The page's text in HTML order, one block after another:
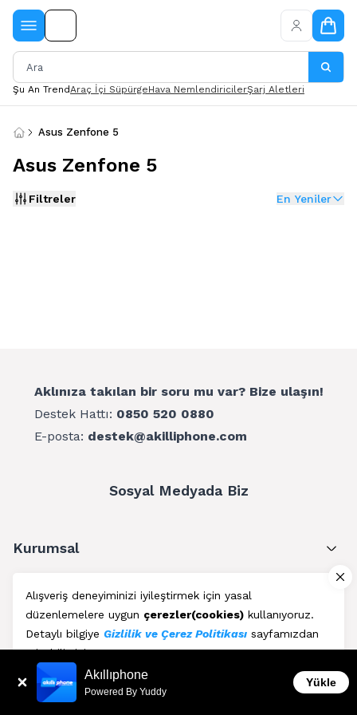
Alışveriş deneyiminizi iyileştirmek için yasal
düzenlemelere uygun çerezler(cookies) kullanıyoruz.
Detaylı bilgiye Gizlilik ve Çerez Politikası sayfamızdan
erişebilirsiniz.
Kabul Et
Şu An TrendAraç İçi SüpürgeHava NemlendiricilerŞarj Aletleri
Asus Zenfone 5
Asus Zenfone 5
Filtreler En Yeniler
Aklınıza takılan bir soru mu var? Bize ulaşın!
Destek Hattı: 0850 520 0880
E-posta: destek@akilliphone.com
Sosyal Medyada Biz
Kurumsal
Müşteri Hizmetleri
Üyelik
Blog Akıllıphone
Powered By Yuddy
Yükle